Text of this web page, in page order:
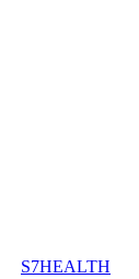
S7HEALTH